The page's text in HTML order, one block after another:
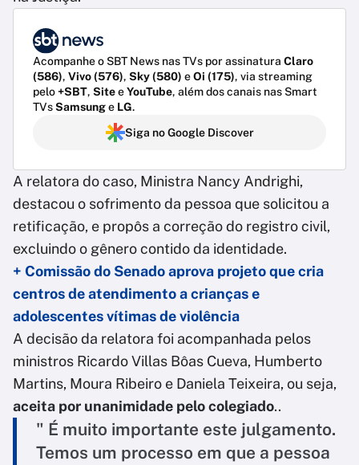
Acompanhe o SBT News nas TVs por assinatura Claro
(586), Vivo (576), Sky (580) eOi (175), via streaming
pelo+SBT, SiteeYouTube, além dos canais nas Smart
TVsSamsunge LG.
Siga no Google Discover
A relatora do caso, Ministra Nancy Andrighi,
destacou o sofrimento da pessoa que solicitou a
retificação, e propôs a correção do registro civil,
excluindo o gênero contido da identidade.
+ Comissão do Senado aprova projeto que cria
centros de atendimento a crianças e
adolescentes vítimas de violência
A decisão da relatora foi acompanhada pelos
ministros Ricardo Villas Bôas Cueva, Humberto
Martins, Moura Ribeiro e Daniela Teixeira, ou seja,
aceita por unanimidade pelo colegiado..
" É muito importante este julgamento.
Temos um processo em que a pessoa